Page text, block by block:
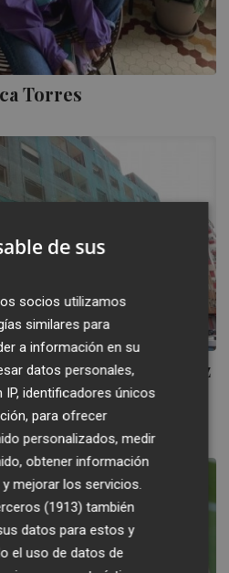
Torres
edificio de Santa Cruz
arrancará a
de sus
socios utilizamos
similares para
a información en su
datos personales,
identificadores únicos
para ofrecer
personalizados, medir
obtener información
mejorar los servicios.
(1913) también
datos para estos y
el uso de datos de